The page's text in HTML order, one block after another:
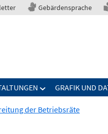
Gebärdensprache
GRAFIK UND
der Betriebsräte